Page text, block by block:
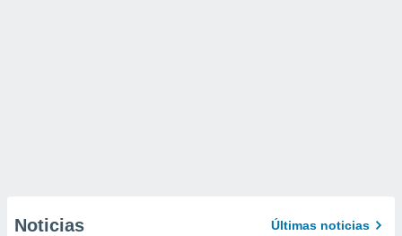
Noticias Últimas noticias